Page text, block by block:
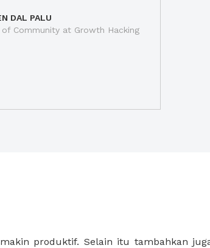
DAL PALU
of Community at Growth Hacking